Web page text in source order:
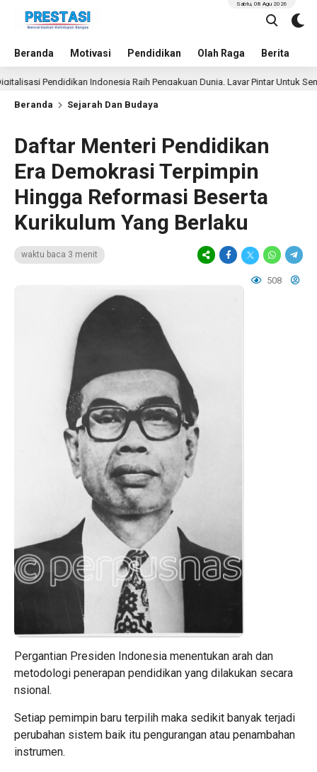
Beranda Motivasi Pendidikan Olah Raga Berita
Sabtu, 08 Agu 2026
Indonesia Raih Pengakuan Dunia, Layar Pintar Untuk Semua Siswa
Beranda Sejarah Dan Budaya
Daftar Menteri Pendidikan
Era Demokrasi Terpimpin
Hingga Reformasi Beserta
Kurikulum Yang Berlaku
waktu baca 3 menit
508
Pergantian Presiden Indonesia menentukan arah dan
metodologi penerapan pendidikan yang dilakukan secara
nsional.
Setiap pemimpin baru terpilih maka sedikit banyak terjadi
perubahan sistem baik itu pengurangan atau penambahan
instrumen.